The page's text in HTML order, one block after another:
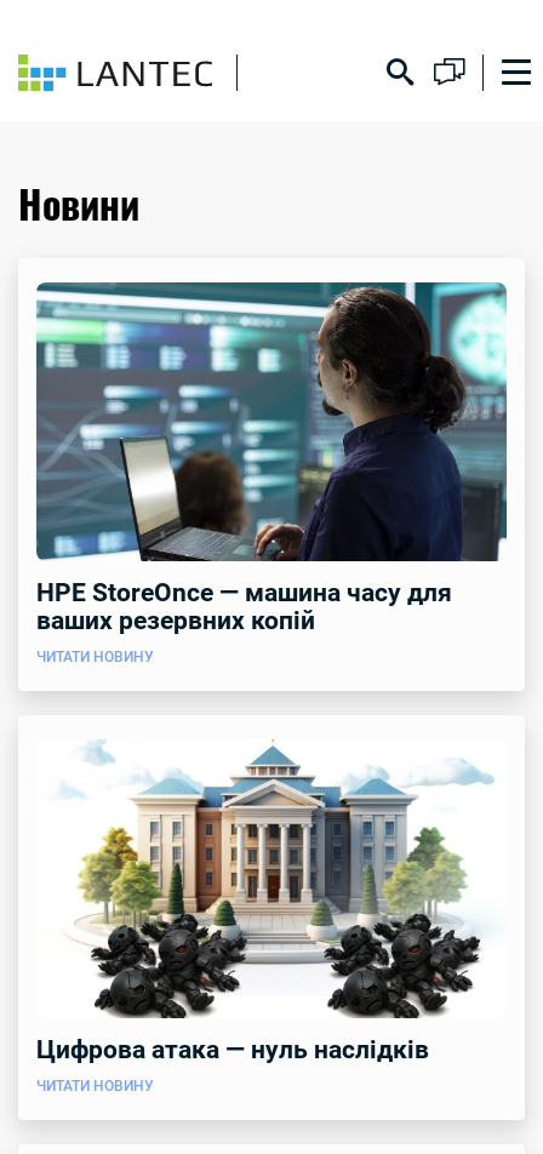
Новини
HPE StoreOnce — машина часу для
ваших резервних копій
ЧИТАТИ НОВИНУ
Цифрова атака — нуль наслідків
ЧИТАТИ НОВИНУ